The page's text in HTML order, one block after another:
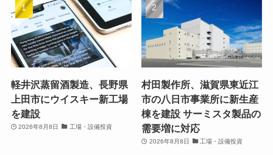
軽井沢蒸留酒製造、長野県
上田市にウイスキー新工場
を建設
2026年8月8日 工場・設備投資
村田製作所、滋賀県東近江
市の八日市事業所に新生産
棟を建設 サーミスタ製品の
需要増に対応
2026年8月8日 工場・設備投資